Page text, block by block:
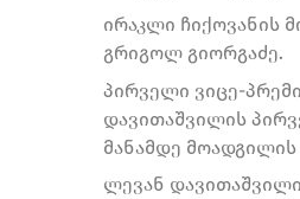
ირაკლი ჩიქოვანის
გრიგოლ გიორგაძე.
პირველი ვიცე-
დავითაშვილის
მანამდე მოადგილის
ლევან